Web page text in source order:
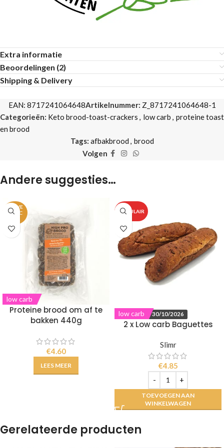
Extra informatie
Beoordelingen (2)
Shipping & Delivery
EAN: 8717241064648Artikelnummer: Z_8717241064648-1
Categorieën: Keto brood-toast-crackers , low carb , proteine toast
en brood
Tags: afbakbrood , brood
Volgen
Andere suggesties…
UITVE
RKOC
low carb
Proteine brood om af te
bakken 440g
€4.60
LEES MEER
POPULAIR
low carb 30/10/2026
2 x Low carb Baguettes
Slimr
€4.85
TOEVOEGEN AAN
WINKELWAGEN
Gerelateerde producten